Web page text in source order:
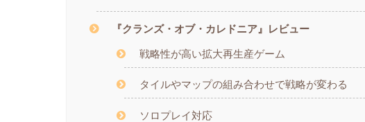
『クランズ・オブ・カレドニア』レビュー
戦略性が高い拡大再生産ゲーム
タイルやマップの組み合わせで戦略が変わる
ソロプレイ対応